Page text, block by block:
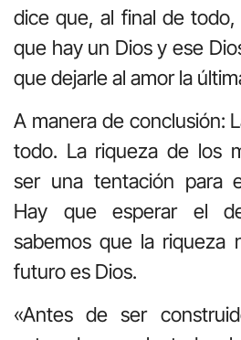
dice que, al final de
que hay un Dios y ese
que dejarle al amor la
A manera de conclusión:
todo. La riqueza de los
ser una tentación para
Hay que esperar el
sabemos que la riqueza
futuro es Dios.
«Antes de ser